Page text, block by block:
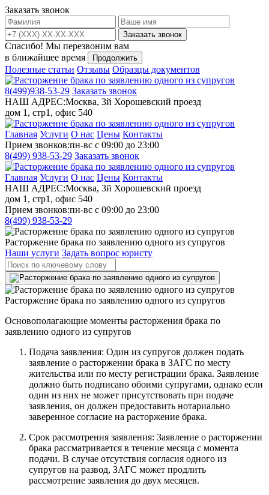
Заказать звонок
Заказать звонок
Спасибо! Мы перезвоним вам
в ближайшее время
Продолжить
Полезные статьи Отзывы Образцы документов
8(499)938-53-29 Заказать звонок
НАШ АДРЕС:Москва, 3й Хорошевский проезд
дом 1, стр1, офис 540
Главная Услуги О нас Цены Контакты
Прием звонков:пн-вс с 09:00 до 23:00
8(499) 938-53-29 Заказать звонок
Главная Услуги О нас Цены Контакты
НАШ АДРЕС:Москва, 3й Хорошевский проезд
дом 1, стр1, офис 540
Прием звонков:пн-вс с 09:00 до 23:00
8(499) 938-53-29
Расторжение брака по заявлению одного из супругов
Наши услуги Задать вопрос юристу
Расторжение брака по заявлению одного из супругов
Основополагающие моменты расторжения брака по
заявлению одного из супругов
Подача заявления: Один из супругов должен подать
заявление о расторжении брака в ЗАГС по месту
жительства или по месту регистрации брака. Заявление
должно быть подписано обоими супругами, однако если
один из них не может присутствовать при подаче
заявления, он должен предоставить нотариально
заверенное согласие на расторжение брака.
Срок рассмотрения заявления: Заявление о расторжении
брака рассматривается в течение месяца с момента
подачи. В случае отсутствия согласия одного из
супругов на развод, ЗАГС может продлить
рассмотрение заявления до двух месяцев.